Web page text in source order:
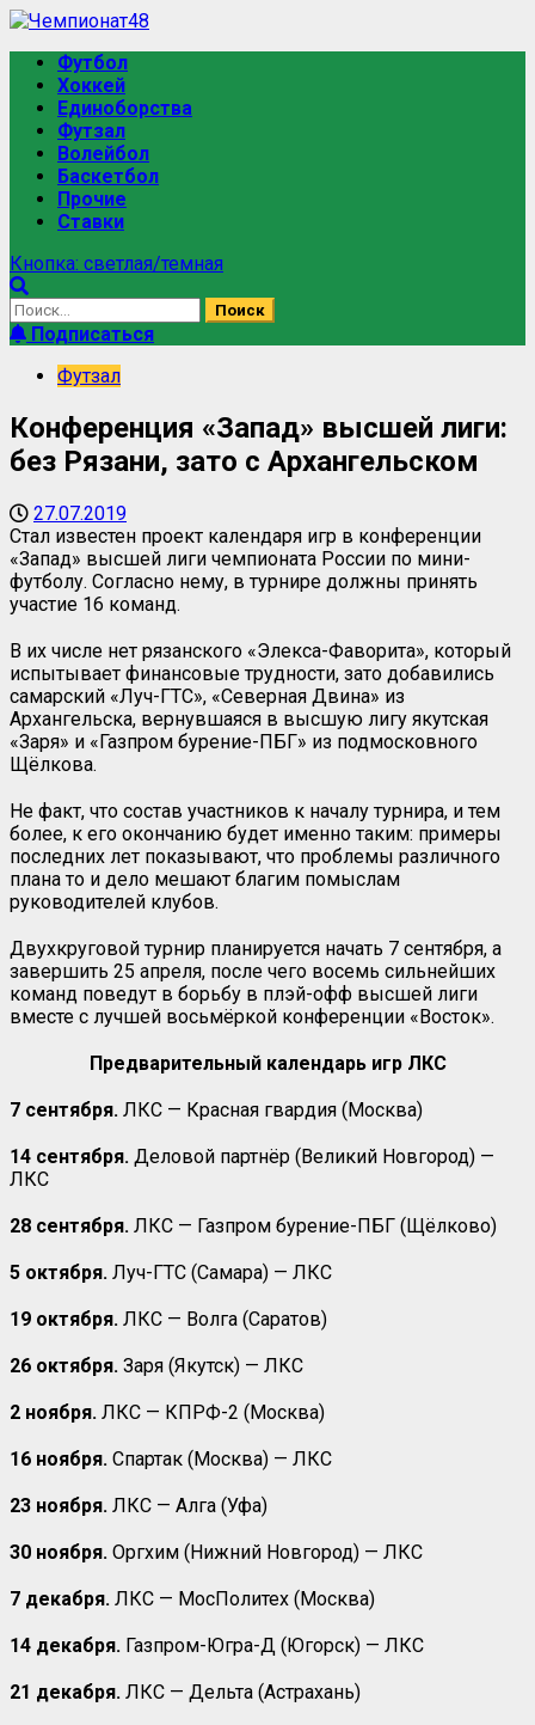
Футбол
Хоккей
Единоборства
Футзал
Волейбол
Баскетбол
Прочие
Ставки
Кнопка: светлая/темная
Подписаться
Футзал
Конференция «Запад» высшей лиги:
без Рязани, зато с Архангельском
27.07.2019
Стал известен проект календаря игр в конференции
«Запад» высшей лиги чемпионата России по мини-
футболу. Согласно нему, в турнире должны принять
участие 16 команд.
В их числе нет рязанского «Элекса-Фаворита», который
испытывает финансовые трудности, зато добавились
самарский «Луч-ГТС», «Северная Двина» из
Архангельска, вернувшаяся в высшую лигу якутская
«Заря» и «Газпром бурение-ПБГ» из подмосковного
Щёлкова.
Не факт, что состав участников к началу турнира, и тем
более, к его окончанию будет именно таким: примеры
последних лет показывают, что проблемы различного
плана то и дело мешают благим помыслам
руководителей клубов.
Двухкруговой турнир планируется начать 7 сентября, а
завершить 25 апреля, после чего восемь сильнейших
команд поведут в борьбу в плэй-офф высшей лиги
вместе с лучшей восьмёркой конференции «Восток».
Предварительный календарь игр ЛКС
7 сентября. ЛКС — Красная гвардия (Москва)
14 сентября. Деловой партнёр (Великий Новгород) —
ЛКС
28 сентября. ЛКС — Газпром бурение-ПБГ (Щёлково)
5 октября. Луч-ГТС (Самара) — ЛКС
19 октября. ЛКС — Волга (Саратов)
26 октября. Заря (Якутск) — ЛКС
2 ноября. ЛКС — КПРФ-2 (Москва)
16 ноября. Спартак (Москва) — ЛКС
23 ноября. ЛКС — Алга (Уфа)
30 ноября. Оргхим (Нижний Новгород) — ЛКС
7 декабря. ЛКС — МосПолитех (Москва)
14 декабря. Газпром-Югра-Д (Югорск) — ЛКС
21 декабря. ЛКС — Дельта (Астрахань)